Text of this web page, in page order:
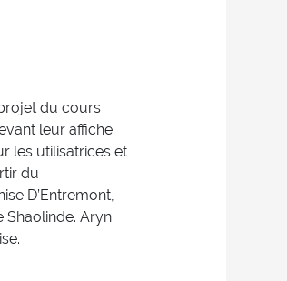
du cours
leur affiche
les utilisatrices et
du
D’Entremont,
Shaolinde. Aryn